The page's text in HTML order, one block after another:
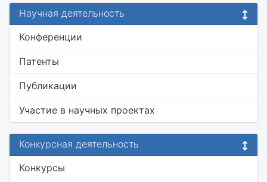
Научная деятельность
Конференции
Патенты
Публикации
Участие в научных проектах
Конкурсная деятельность
Конкурсы